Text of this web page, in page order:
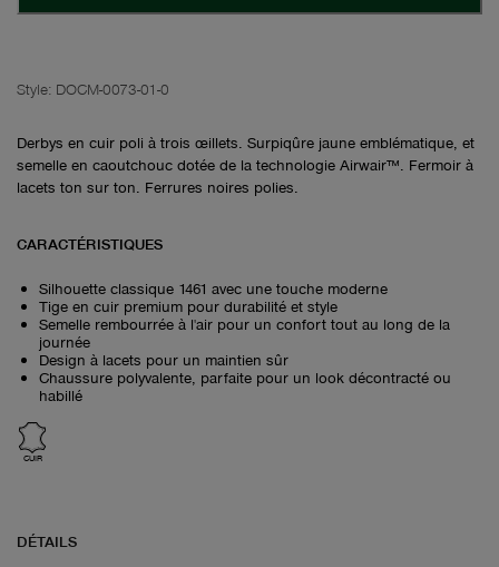
Style: DOCM-0073-01-0
Derbys en cuir poli à trois œillets. Surpiqûre jaune emblématique, et
semelle en caoutchouc dotée de la technologie Airwair™. Fermoir à
lacets ton sur ton. Ferrures noires polies.
CARACTÉRISTIQUES
Silhouette classique 1461 avec une touche moderne
Tige en cuir premium pour durabilité et style
Semelle rembourrée à l'air pour un confort tout au long de la
journée
Design à lacets pour un maintien sûr
Chaussure polyvalente, parfaite pour un look décontracté ou
habillé
CUIR
DÉTAILS